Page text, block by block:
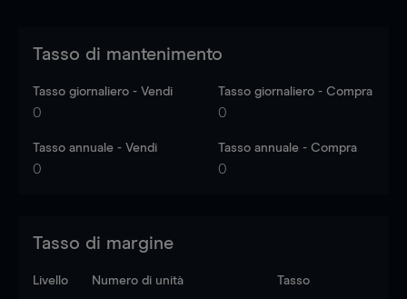
Tasso di mantenimento
Tasso giornaliero - Vendi
0
Tasso giornaliero - Compra
0
Tasso annuale - Vendi
0
Tasso annuale - Compra
0
Tasso di margine
Livello Numero di unità Tasso